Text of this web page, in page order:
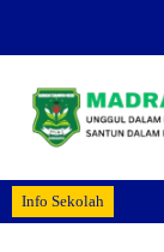
Info Sekolah